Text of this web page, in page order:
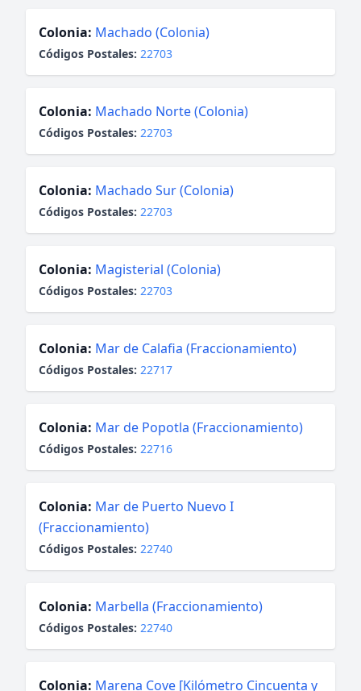
Colonia: Machado (Colonia)
Códigos Postales: 22703
Colonia: Machado Norte (Colonia)
Códigos Postales: 22703
Colonia: Machado Sur (Colonia)
Códigos Postales: 22703
Colonia: Magisterial (Colonia)
Códigos Postales: 22703
Colonia: Mar de Calafia (Fraccionamiento)
Códigos Postales: 22717
Colonia: Mar de Popotla (Fraccionamiento)
Códigos Postales: 22716
Colonia: Mar de Puerto Nuevo I
(Fraccionamiento)
Códigos Postales: 22740
Colonia: Marbella (Fraccionamiento)
Códigos Postales: 22740
Colonia: Marena Cove [Kilómetro Cincuenta y